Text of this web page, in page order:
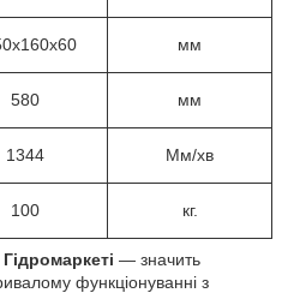
мм
580 мм
1344 Мм/хв
100 кг.
— значить
функціонуванні з